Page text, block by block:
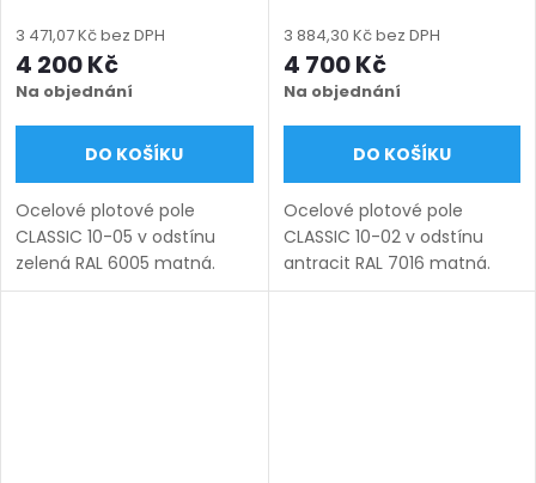
(šířka 100–3300 mm,
výška 450–1750 mm),
zelená RAL 6005 matná
3 471,07 Kč bez DPH
4 200 Kč
Na objednání
DO KOŠÍKU
Ocelové plotové pole
CLASSIC 10-05 v odstínu
zelená RAL 6005 matná.
Bezúdržbová ocel (žárový
(šířka 100–3300 mm,
výška 450–1750 mm),
antracit RAL 7016 matná
3 884,30 Kč bez DPH
4 700 Kč
Na objednání
DO KOŠÍKU
Ocelové plotové pole
CLASSIC 10-02 v odstínu
antracit RAL 7016 matná.
Bezúdržbová ocel (žárový